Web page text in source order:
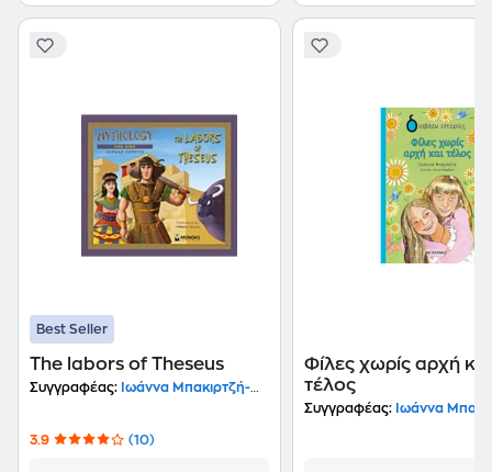
Best Seller
The labors of Theseus
Συγγραφέας: Ιωάννα Μπακιρτζή-Μπαμπέτα
3.9 (10)
Φίλες χωρίς αρχή και
τέλος
Συγγραφέας: Ιωάννα